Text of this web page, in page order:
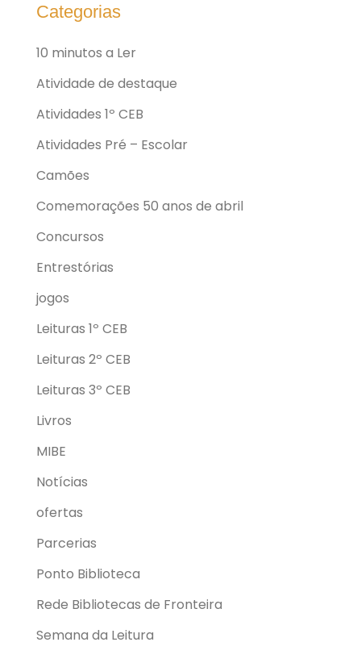
Categorias
10 minutos a Ler
Atividade de destaque
Atividades 1º CEB
Atividades Pré – Escolar
Camões
Comemorações 50 anos de abril
Concursos
Entrestórias
jogos
Leituras 1º CEB
Leituras 2º CEB
Leituras 3º CEB
Livros
MIBE
Notícias
ofertas
Parcerias
Ponto Biblioteca
Rede Bibliotecas de Fronteira
Semana da Leitura